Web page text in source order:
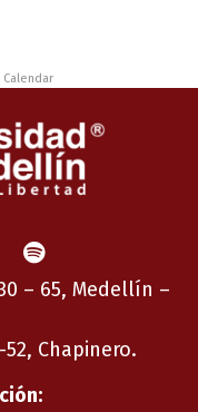
– 65, Medellín –
Chapinero.